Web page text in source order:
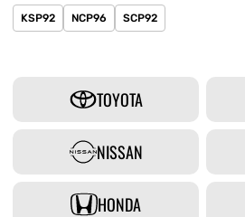
KSP92 NCP96 SCP92
TOYOTA
NISSAN
HONDA